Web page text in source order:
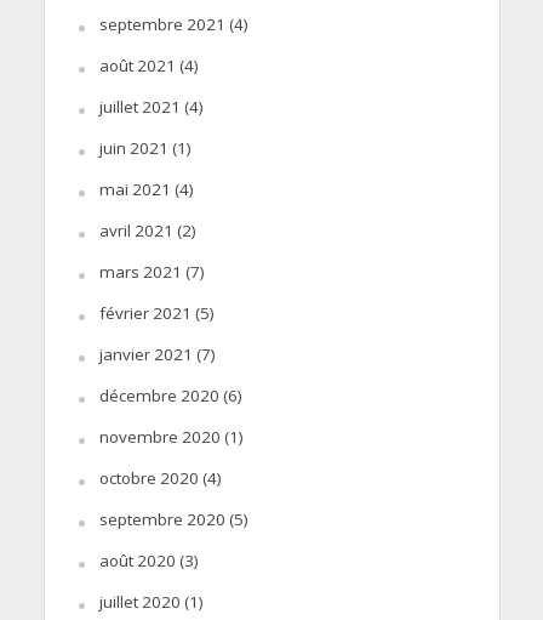
septembre 2021 (4)
août 2021 (4)
juillet 2021 (4)
juin 2021 (1)
mai 2021 (4)
avril 2021 (2)
mars 2021 (7)
février 2021 (5)
janvier 2021 (7)
décembre 2020 (6)
novembre 2020 (1)
octobre 2020 (4)
septembre 2020 (5)
août 2020 (3)
juillet 2020 (1)